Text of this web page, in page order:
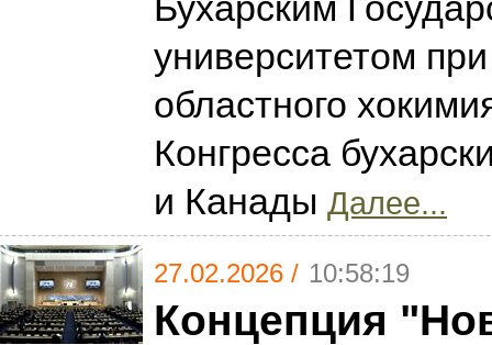
университетом
областного
Конгресса
и Канады Далее...
27.02.2026 / 10:58:19
Концепция